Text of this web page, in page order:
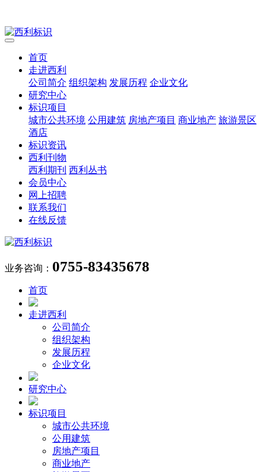
首页
走进西利
公司简介 组织架构 发展历程 企业文化
研究中心
标识项目
城市公共环境 公用建筑 房地产项目 商业地产 旅游景区
酒店
标识资讯
西利刊物
西利期刊 西利丛书
会员中心
网上招聘
联系我们
在线反馈
业务咨询： 0755-83435678
首页
走进西利
公司简介
组织架构
发展历程
企业文化
研究中心
标识项目
城市公共环境
公用建筑
房地产项目
商业地产